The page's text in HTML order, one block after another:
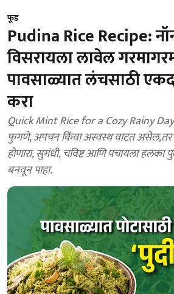
फूड
Pudina Rice Recipe:
विसरायला लावेल
पावसाळ्यात लंचसाठी
करा
Quick Mint Rice for a Cozy Rainy
फुगणे, अपचन किंवा अस्वस्थ वाटत असेल,तर
होणारा, सुगंधी, चविष्ट आणि पचायला हलका
बनवून पाहा.